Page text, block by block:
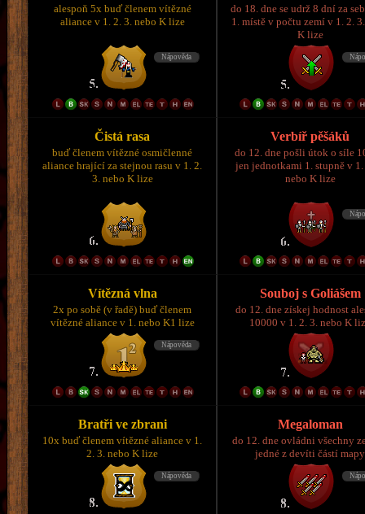
alespoň 5x buď členem vítězné
aliance v 1. 2. 3. nebo K lize
do 18. dne se udrž 8 dní za
1. místě v počtu zemí v 1. 2.
K lize
Čistá rasa
buď členem vítězné osmičlenné
aliance hrající za stejnou rasu v 1. 2.
3. nebo K lize
Verbíř pěšáků
do 12. dne pošli útok o síle
jen jednotkami 1. stupně v 1.
nebo K lize
Vítězná vlna
2x po sobě (v řadě) buď členem
vítězné aliance v 1. nebo K1 lize
Souboj s Goliášem
do 12. dne získej hodnost
10000 v 1. 2. 3. nebo K
Bratři ve zbrani
10x buď členem vítězné aliance v 1.
2. 3. nebo K lize
Megaloman
do 12. dne ovládni všechny
jedné z devíti částí mapy